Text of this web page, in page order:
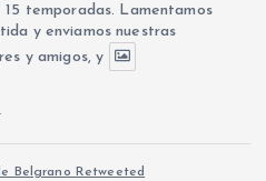
temporadas. Lamentamos
y enviamos nuestras
y amigos, y
Belgrano Retweeted